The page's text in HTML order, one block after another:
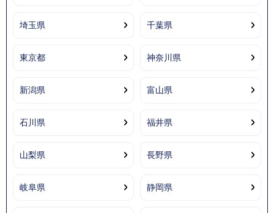
埼玉県 千葉県
東京都 神奈川県
新潟県 富山県
石川県 福井県
山梨県 長野県
岐阜県 静岡県